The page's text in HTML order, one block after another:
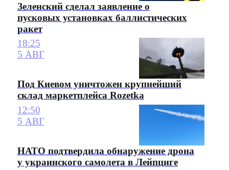
Зеленский сделал заявление о
пусковых установках баллистических
ракет
18:25
5 АВГ
Под Киевом уничтожен крупнейший
склад маркетплейса Rozetka
12:50
5 АВГ
НАТО подтвердила обнаружение дрона
у украинского самолета в Лейпциге